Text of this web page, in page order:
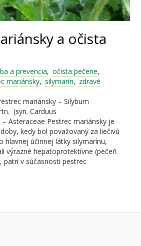
a očista
a prevencia, očista pečene,
mariánsky, silymarín, zdravé
mariánsky – Silybum
(syn. Carduus
Asteraceae Pestrec mariánsky je
kedy bol považovaný za liečivú
hlavnej účinnej látky silymarínu,
výrazné hepatoprotektívne (pečeň
patrí v súčasnosti pestrec